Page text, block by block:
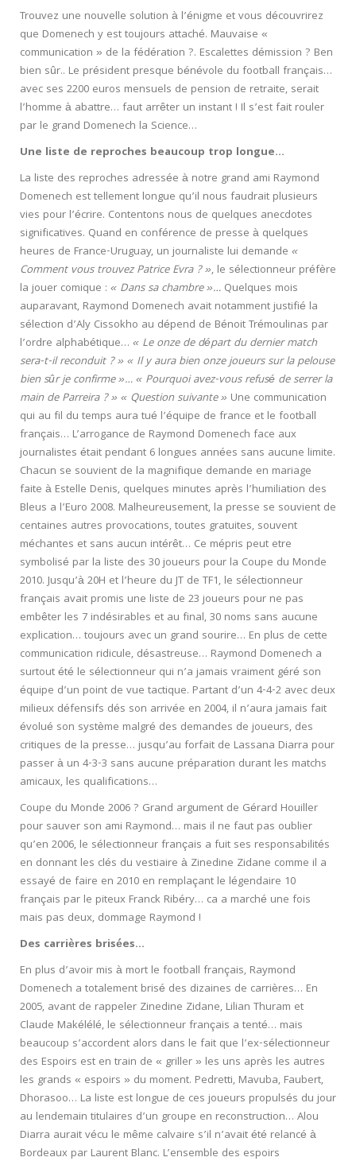
Trouvez une nouvelle solution à l’énigme et vous découvrirez
que Domenech y est toujours attaché. Mauvaise «
communication » de la fédération ?. Escalettes démission ? Ben
bien sûr.. Le président presque bénévole du football français…
avec ses 2200 euros mensuels de pension de retraite, serait
l’homme à abattre… faut arrêter un instant ! Il s’est fait rouler
par le grand Domenech la Science…
Une liste de reproches beaucoup trop longue…
La liste des reproches adressée à notre grand ami Raymond
Domenech est tellement longue qu’il nous faudrait plusieurs
vies pour l’écrire. Contentons nous de quelques anecdotes
significatives. Quand en conférence de presse à quelques
heures de France-Uruguay, un journaliste lui demande «
Comment vous trouvez Patrice Evra ? », le sélectionneur préfère
la jouer comique : « Dans sa chambre »… Quelques mois
auparavant, Raymond Domenech avait notamment justifié la
sélection d’Aly Cissokho au dépend de Bénoit Trémoulinas par
l’ordre alphabétique… « Le onze de départ du dernier match
sera-t-il reconduit ? » « Il y aura bien onze joueurs sur la pelouse
bien sûr je confirme »… « Pourquoi avez-vous refusé de serrer la
main de Parreira ? » « Question suivante » Une communication
qui au fil du temps aura tué l’équipe de france et le football
français… L’arrogance de Raymond Domenech face aux
journalistes était pendant 6 longues années sans aucune limite.
Chacun se souvient de la magnifique demande en mariage
faite à Estelle Denis, quelques minutes après l’humiliation des
Bleus a l’Euro 2008. Malheureusement, la presse se souvient de
centaines autres provocations, toutes gratuites, souvent
méchantes et sans aucun intérêt… Ce mépris peut etre
symbolisé par la liste des 30 joueurs pour la Coupe du Monde
2010. Jusqu’à 20H et l’heure du JT de TF1, le sélectionneur
français avait promis une liste de 23 joueurs pour ne pas
embêter les 7 indésirables et au final, 30 noms sans aucune
explication… toujours avec un grand sourire… En plus de cette
communication ridicule, désastreuse… Raymond Domenech a
surtout été le sélectionneur qui n’a jamais vraiment géré son
équipe d’un point de vue tactique. Partant d’un 4-4-2 avec deux
milieux défensifs dés son arrivée en 2004, il n’aura jamais fait
évolué son système malgré des demandes de joueurs, des
critiques de la presse… jusqu’au forfait de Lassana Diarra pour
passer à un 4-3-3 sans aucune préparation durant les matchs
amicaux, les qualifications…
Coupe du Monde 2006 ? Grand argument de Gérard Houiller
pour sauver son ami Raymond… mais il ne faut pas oublier
qu’en 2006, le sélectionneur français a fuit ses responsabilités
en donnant les clés du vestiaire à Zinedine Zidane comme il a
essayé de faire en 2010 en remplaçant le légendaire 10
français par le piteux Franck Ribéry… ca a marché une fois
mais pas deux, dommage Raymond !
Des carrières brisées…
En plus d’avoir mis à mort le football français, Raymond
Domenech a totalement brisé des dizaines de carrières… En
2005, avant de rappeler Zinedine Zidane, Lilian Thuram et
Claude Makélélé, le sélectionneur français a tenté… mais
beaucoup s’accordent alors dans le fait que l’ex-sélectionneur
des Espoirs est en train de « griller » les uns après les autres
les grands « espoirs » du moment. Pedretti, Mavuba, Faubert,
Dhorasoo… La liste est longue de ces joueurs propulsés du jour
au lendemain titulaires d’un groupe en reconstruction… Alou
Diarra aurait vécu le même calvaire s’il n’avait été relancé à
Bordeaux par Laurent Blanc. L’ensemble des espoirs